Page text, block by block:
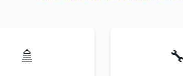
🚿 🔧